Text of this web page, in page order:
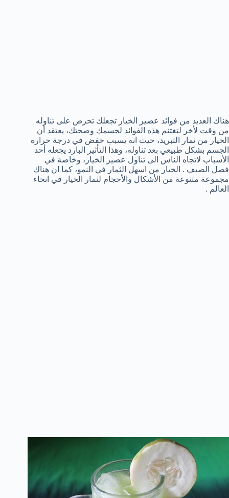
هناك العديد من فوائد عصير الخيار تجعلك تحرص على تناوله
من وقت لأخر لتغتنم هذه الفوائد لجسمك وصحتك، يعتقد أن
الخيار من ثمار التبريد، حيث انه يسبب خفض في درجة حرارة
الجسم بشكل طبيعي بعد تناوله، وهذا التأثير البارد يجعله أحد
الأسباب لاتجاه الناس الى تناول عصير الخيار، وخاصة في
فصل الصيف . الخيار من اسهل الثمار في النمو، كما ان هناك
مجموعة متنوعة من الأشكال والأحجام لثمار الخيار في انحاء
العالم .